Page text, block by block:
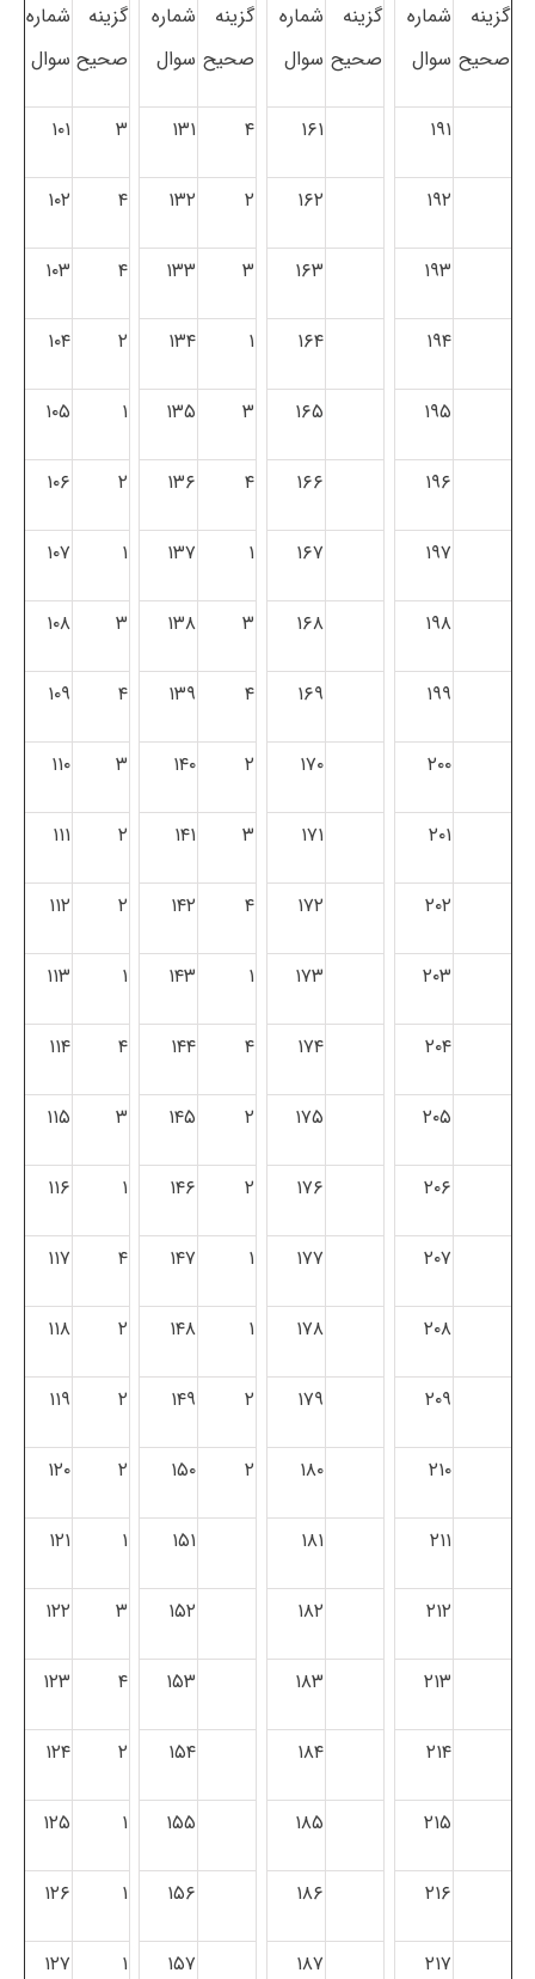
گزینه
صحیح
شماره
سوال
گزینه
صحیح
شماره
سوال
گزینه
صحیح
شماره
سوال
گزینه
صحیح
شماره
سوال
۱۹۱ ۱۶۱ ۴ ۱۳۱ ۳ ۱۰۱
۱۹۲ ۱۶۲ ۲ ۱۳۲ ۴ ۱۰۲
۱۹۳ ۱۶۳ ۳ ۱۳۳ ۴ ۱۰۳
۱۹۴ ۱۶۴ ۱ ۱۳۴ ۲ ۱۰۴
۱۹۵ ۱۶۵ ۳ ۱۳۵ ۱ ۱۰۵
۱۹۶ ۱۶۶ ۴ ۱۳۶ ۲ ۱۰۶
۱۹۷ ۱۶۷ ۱ ۱۳۷ ۱ ۱۰۷
۱۹۸ ۱۶۸ ۳ ۱۳۸ ۳ ۱۰۸
۱۹۹ ۱۶۹ ۴ ۱۳۹ ۴ ۱۰۹
۲۰۰ ۱۷۰ ۲ ۱۴۰ ۳ ۱۱۰
۲۰۱ ۱۷۱ ۳ ۱۴۱ ۲ ۱۱۱
۲۰۲ ۱۷۲ ۴ ۱۴۲ ۲ ۱۱۲
۲۰۳ ۱۷۳ ۱ ۱۴۳ ۱ ۱۱۳
۲۰۴ ۱۷۴ ۴ ۱۴۴ ۴ ۱۱۴
۲۰۵ ۱۷۵ ۲ ۱۴۵ ۳ ۱۱۵
۲۰۶ ۱۷۶ ۲ ۱۴۶ ۱ ۱۱۶
۲۰۷ ۱۷۷ ۱ ۱۴۷ ۴ ۱۱۷
۲۰۸ ۱۷۸ ۱ ۱۴۸ ۲ ۱۱۸
۲۰۹ ۱۷۹ ۲ ۱۴۹ ۲ ۱۱۹
۲۱۰ ۱۸۰ ۲ ۱۵۰ ۲ ۱۲۰
۲۱۱ ۱۸۱ ۱۵۱ ۱ ۱۲۱
۲۱۲ ۱۸۲ ۱۵۲ ۳ ۱۲۲
۲۱۳ ۱۸۳ ۱۵۳ ۴ ۱۲۳
۲۱۴ ۱۸۴ ۱۵۴ ۲ ۱۲۴
۲۱۵ ۱۸۵ ۱۵۵ ۱ ۱۲۵
۲۱۶ ۱۸۶ ۱۵۶ ۱ ۱۲۶
۲۱۷ ۱۸۷ ۱۵۷ ۱ ۱۲۷